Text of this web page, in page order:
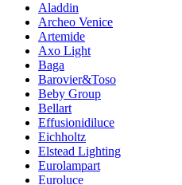
Aladdin
Archeo Venice
Artemide
Axo Light
Baga
Barovier&Toso
Beby Group
Bellart
Effusionidiluce
Eichholtz
Elstead Lighting
Eurolampart
Euroluce